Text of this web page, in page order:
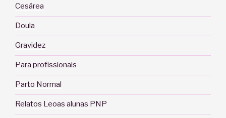
Cesárea
Doula
Gravidez
Para profissionais
Parto Normal
Relatos Leoas alunas PNP